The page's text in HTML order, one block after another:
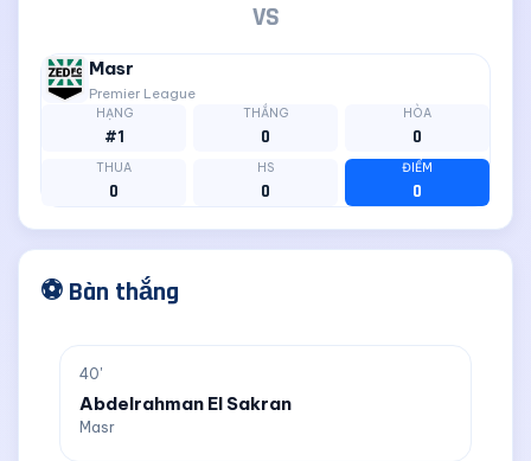
VS
Masr
Premier League
HẠNG
#1
THẮNG
0
HÒA
0
THUA
0
HS
0
ĐIỂM
0
⚽ Bàn thắng
40'
Abdelrahman El Sakran
Masr